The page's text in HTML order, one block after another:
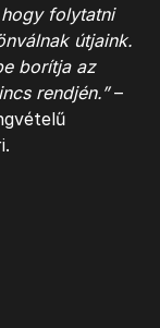
folytatni
útjaink.
borítja az
rendjén.”–